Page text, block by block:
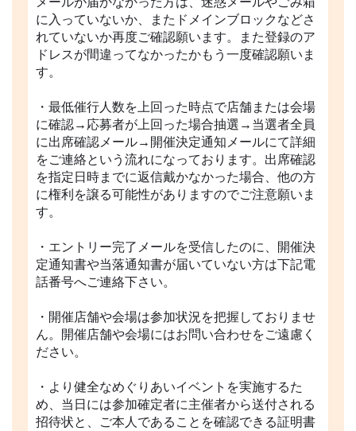
に入っていないか、またドメインブロックなどさ
れていないか再度ご確認願います。また登録のア
ドレスが間違ってなかったかもう一度確認願いま
す。
・最低催行人数を上回った時点で店舗または会場
に確認→応募者が上回った場合抽選→当選者全員
に出席確認メール→開催決定通知メールにて詳細
をご連絡という流れになっております。出席確認
を指定日時までに返信戴かなかった場合、他の方
に権利を譲る可能性がありますのでご注意願いま
す。
・エントリー完了メールを受信したのに、開催決
定通知書や当落通知書が届いていない方は下記電
話番号へご連絡下さい。
・開催店舗や会場は参加状況を把握しておりませ
ん。開催店舗や会場にはお問い合わせをご遠慮く
ださい。
・より健全なめぐりあいイベントを実施するた
め、当日には参加確定者に主催者から送付される
招待状と、ご本人であることを確認できる証明書